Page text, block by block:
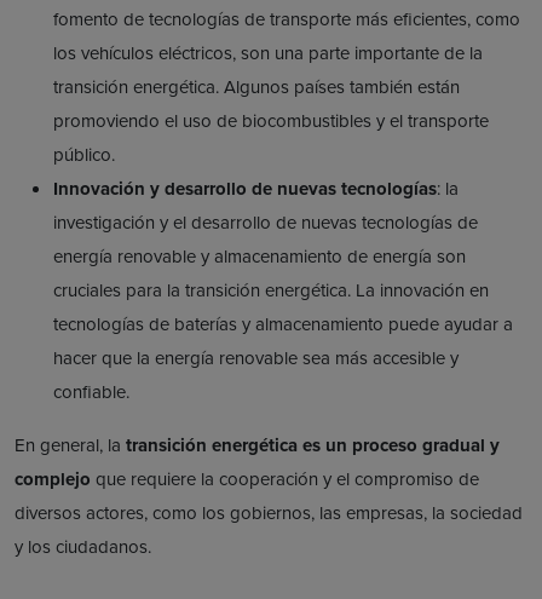
fomento de tecnologías de transporte más eficientes, como
los vehículos eléctricos, son una parte importante de la
transición energética. Algunos países también están
promoviendo el uso de biocombustibles y el transporte
público.
Innovación y desarrollo de nuevas tecnologías: la
investigación y el desarrollo de nuevas tecnologías de
energía renovable y almacenamiento de energía son
cruciales para la transición energética. La innovación en
tecnologías de baterías y almacenamiento puede ayudar a
hacer que la energía renovable sea más accesible y
confiable.
En general, la transición energética es un proceso gradual y
complejo que requiere la cooperación y el compromiso de
diversos actores, como los gobiernos, las empresas, la sociedad
y los ciudadanos.